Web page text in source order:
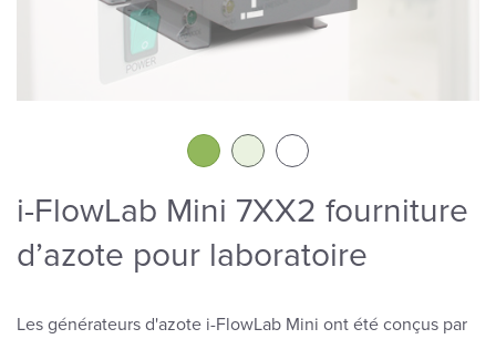
i-FlowLab Mini 7XX2 fourniture
d’azote pour laboratoire
Les générateurs d'azote i-FlowLab Mini ont été conçus par